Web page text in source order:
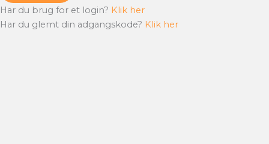
Har du brug for et login? Klik her
Har du glemt din adgangskode? Klik her